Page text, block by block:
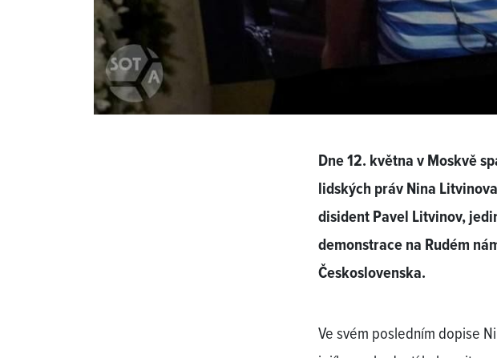
Dne 12. května v Moskvě
lidských práv Nina
disident Pavel Litvinov,
demonstrace na Rudém
Československa.
Ve svém posledním dopise